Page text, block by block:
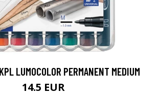
LUMOCOLOR PERMANENT MEDIUM
14.5 EUR